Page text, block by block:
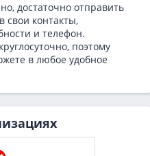
достаточно отправить
свои контакты,
и телефон.
поэтому
в любое удобное